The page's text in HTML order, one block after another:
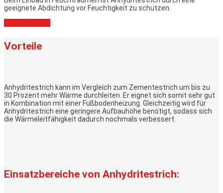
geeignete Abdichtung vor Feuchtigkeit zu schützen.
Vorteile
Anhydritestrich kann im Vergleich zum Zementestrich um bis zu
30 Prozent mehr Wärme durchleiten. Er eignet sich somit sehr gut
in Kombination mit einer Fußbodenheizung. Gleichzeitig wird für
Anhydritestrich eine geringere Aufbauhöhe benötigt, sodass sich
die Wärmeleitfähigkeit dadurch nochmals verbessert.
Einsatzbereiche von Anhydritestrich: